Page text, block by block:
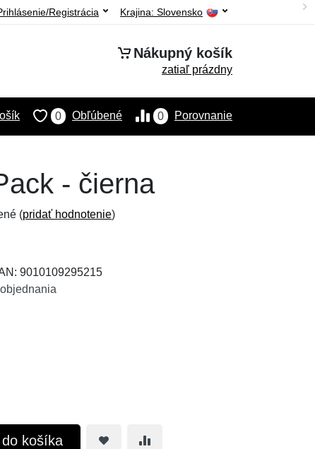
Krajina: Slovensko
Registrácia
Nákupný košík
zatiaľ prázdny
0 Porovnanie
0 Obľúbené
- čierna
(pridať hodnotenie)
9010109295215
košíka